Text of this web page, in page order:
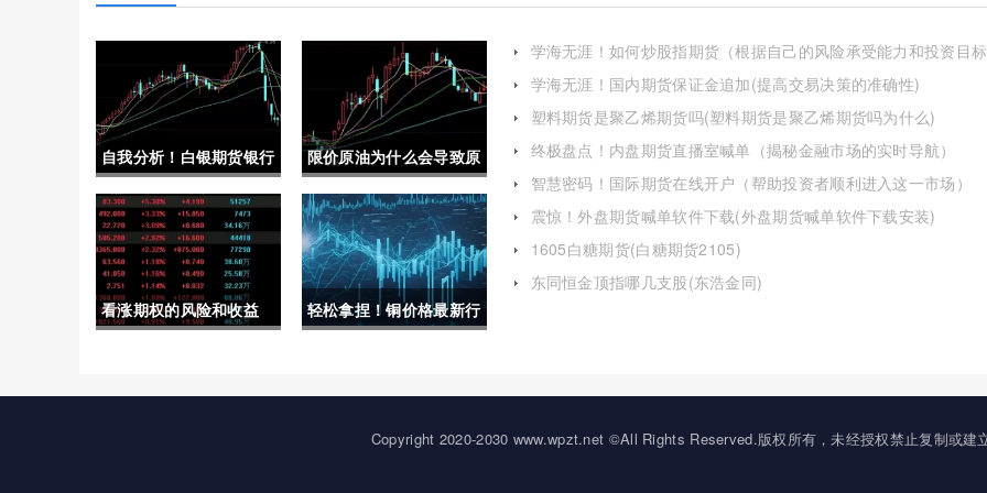
自我分析！白银期货银行
开户(白银期货怎么开户
流程)
限价原油为什么会导致原
油上涨(限价原油为什么
会导致原油上涨呢)
看涨期权的风险和收益
怎么算)
轻松拿捏！铜价格最新行
情)
学海无涯！如何炒股指期货（根据自己的风险承受能力和投资目标
学海无涯！国内期货保证金追加(提高交易决策的准确性)
塑料期货是聚乙烯期货吗(塑料期货是聚乙烯期货吗为什么)
终极盘点！内盘期货直播室喊单（揭秘金融市场的实时导航）
智慧密码！国际期货在线开户（帮助投资者顺利进入这一市场）
震惊！外盘期货喊单软件下载(外盘期货喊单软件下载安装)
1605白糖期货(白糖期货2105)
东同恒金顶指哪几支股(东浩金同)
Copyright 2020-2030 www.wpzt.net ©All Rights Reserved.版权所有，未经授权禁止复制或建